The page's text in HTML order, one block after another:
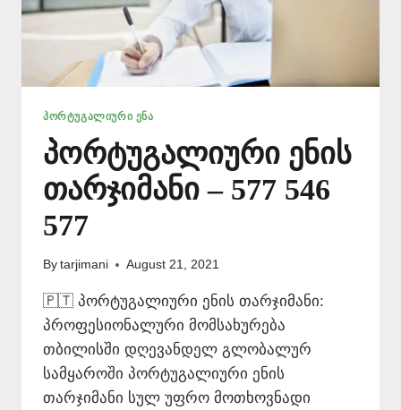
ᲞᲝᲠᲢᲣᲒᲐᲚᲘᲣᲠᲘ ᲔᲜᲐ
პორტუგალიური ენის
თარჯიმანი – 577 546
577
By tarjimani August 21, 2021
🇵🇹 პორტუგალიური ენის თარჯიმანი:
პროფესიონალური მომსახურება
თბილისში დღევანდელ გლობალურ
სამყაროში პორტუგალიური ენის
თარჯიმანი სულ უფრო მოთხოვნადი